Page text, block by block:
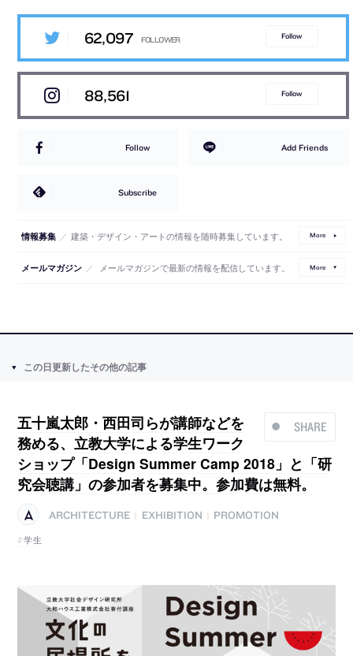
62,097 Follow
88,561 Follow
Follow Add Friends
Subscribe
情報募集 ／ 建築・デザイン・アートの情報を随時募集しています。 More
メールマガジン ／ メールマガジンで最新の情報を配信しています。 More
この日更新したその他の記事
SHARE
五十嵐太郎・西田司らが講師などを
務める、立教大学による学生ワーク
ショップ「Design Summer Camp 2018」と「研
究会聴講」の参加者を募集中。参加費は無料。
ARCHITECTURE EXHIBITION
PROMOTION
学生